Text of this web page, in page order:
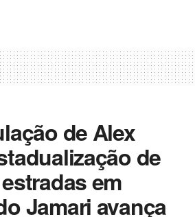
de Alex
de
em
Jamari avança